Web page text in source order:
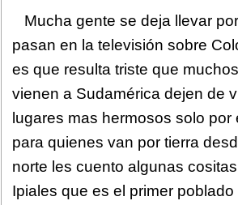
Mucha gente se deja llevar
pasan en la televisión sobre
es que resulta triste que
vienen a Sudamérica dejen de
lugares mas hermosos solo por
para quienes van por tierra
norte les cuento algunas
Ipiales que es el primer